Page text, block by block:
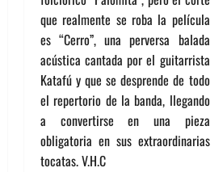
que realmente se roba la película
es “Cerro”, una perversa balada
acústica cantada por el guitarrista
Katafú y que se desprende de todo
el repertorio de la banda, llegando
a convertirse en una pieza
obligatoria en sus extraordinarias
tocatas. V.H.C